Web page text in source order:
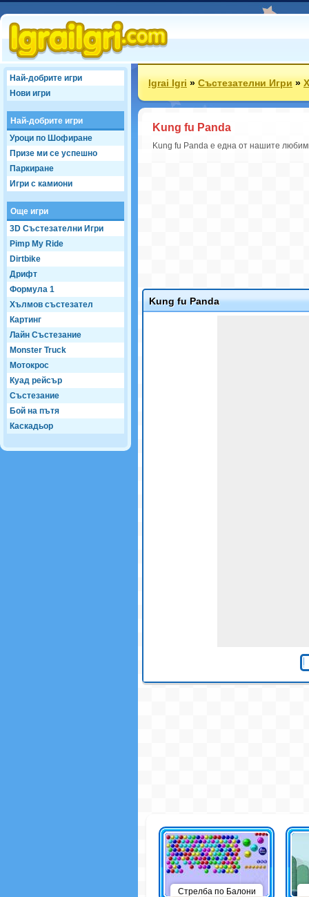
Най-добрите игри
Нови игри
Най-добрите игри
Уроци по Шофиране
Призе ми се успешно
Паркиране
Игри с камиони
Още игри
3D Състезателни Игри
Pimp My Ride
Dirtbike
Дрифт
Формула 1
Хълмов състезател
Картинг
Лайн Състезание
Monster Truck
Мотокрос
Куад рейсър
Състезание
Бой на пътя
Каскадьор
Igrai Igri»Състезателни Игри»
Kung fu Panda
Kung fu Panda е една от нашите
Kung fu Panda
Стрелба по Балони